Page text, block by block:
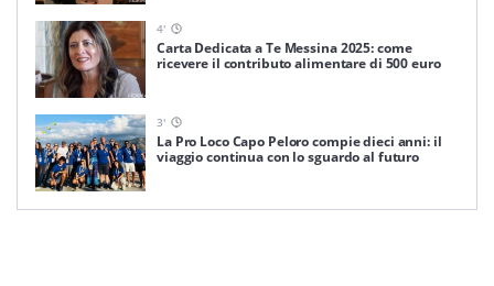
4'
Carta Dedicata a Te Messina 2025: come
ricevere il contributo alimentare di 500 euro
3'
La Pro Loco Capo Peloro compie dieci anni: il
viaggio continua con lo sguardo al futuro